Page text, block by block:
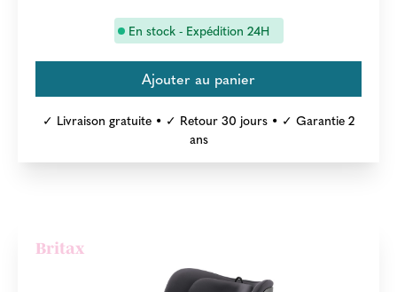
En stock - Expédition 24H
✓ Livraison gratuite • ✓ Retour 30 jours • ✓ Garantie 2
ans
Britax